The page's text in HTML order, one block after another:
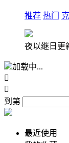
推荐 热门
夜以继日更
加载中...


到第
最近使用